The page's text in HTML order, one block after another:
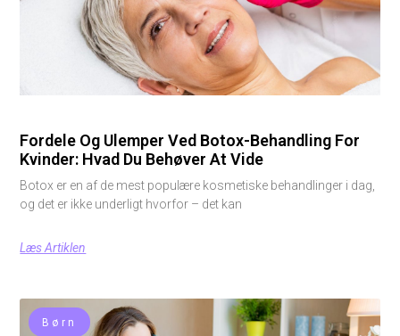
Fordele Og Ulemper Ved Botox-Behandling For
Kvinder: Hvad Du Behøver At Vide
Botox er en af de mest populære kosmetiske behandlinger i dag,
og det er ikke underligt hvorfor – det kan
Læs Artiklen
Børn